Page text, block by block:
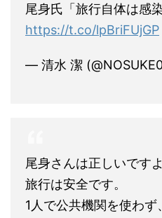
尾身氏「旅行自体は感
https://t.co/lpBriFUjGP
— 清水 潔
尾身さんは正しいですよ
旅行は安全です。
1人で公共機関を使わず